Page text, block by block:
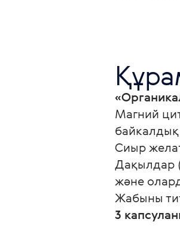
Магний
Сиыр
Дақылдар
және
Жабыны
3